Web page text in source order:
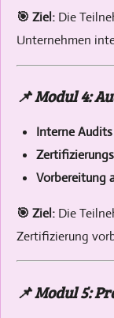
🎯 Ziel: Die
Unternehmen
📌 Modul 4:
Interne
Vorbereitung
🎯 Ziel: Die
Zertifizierung
📌 Modul 5: